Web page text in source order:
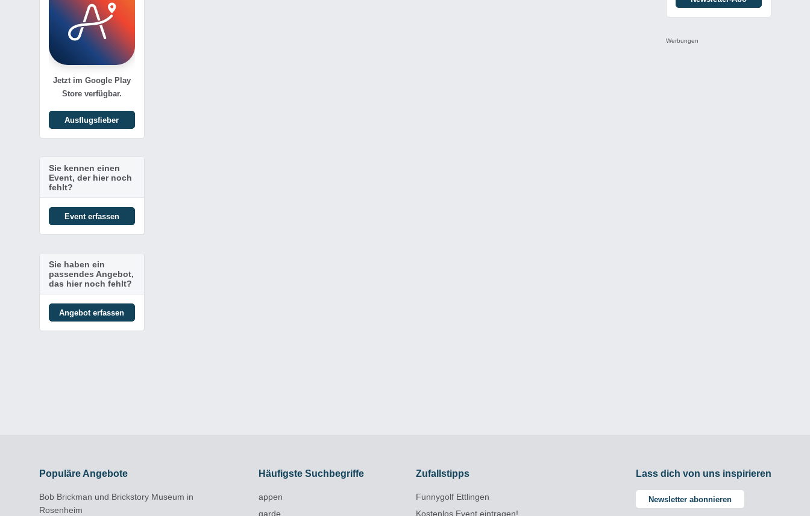
Jetzt im Google Play
Store verfügbar.
Ausflugsfieber
Sie kennen einen
Event, der hier noch
fehlt?
Event erfassen
Sie haben ein
passendes Angebot,
das hier noch fehlt?
Angebot erfassen
Werbungen
Populäre Angebote
Bob Brickman und Brickstory Museum in
Rosenheim
Häufigste Suchbegriffe
appen
garde
Zufallstipps
Funnygolf Ettlingen
Kostenlos Event eintragen!
Lass dich von uns inspirieren
Newsletter abonnieren